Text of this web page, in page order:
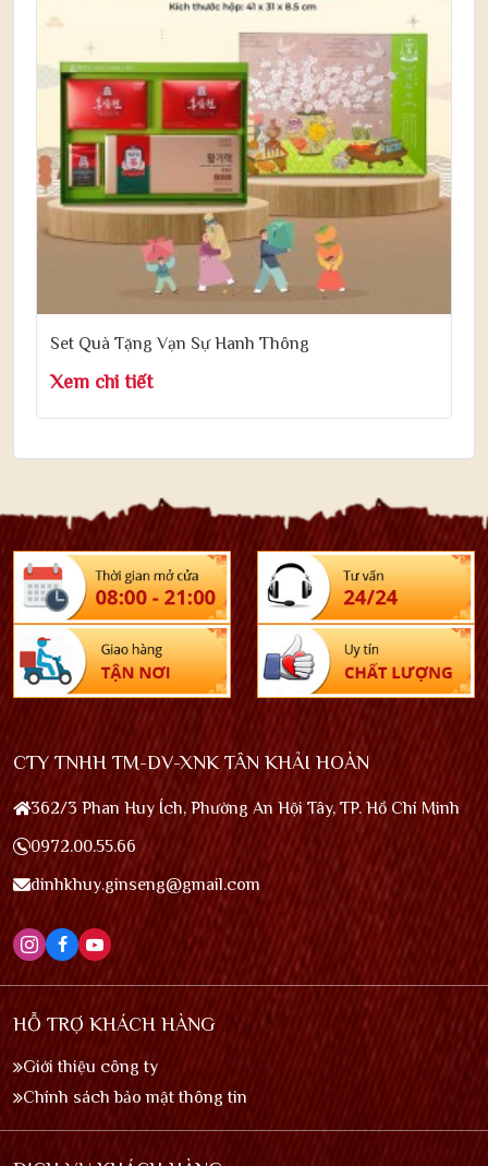
Set Quà Tặng Vạn Sự Hanh Thông
Xem chi tiết
CTY TNHH TM-DV-XNK TÂN KHẢI HOÀN
362/3 Phan Huy Ích, Phường An Hội Tây, TP. Hồ Chí Minh
0972.00.55.66
dinhkhuy.ginseng@gmail.com
HỖ TRỢ KHÁCH HÀNG
Giới thiệu công ty
Chính sách bảo mật thông tin